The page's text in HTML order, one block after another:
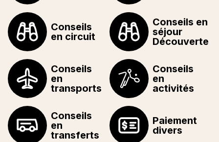
Conseils
en circuit
Conseils en
séjour
Découverte
Conseils
en
transports
Conseils
en
activités
Conseils
en
transferts
Paiement
divers